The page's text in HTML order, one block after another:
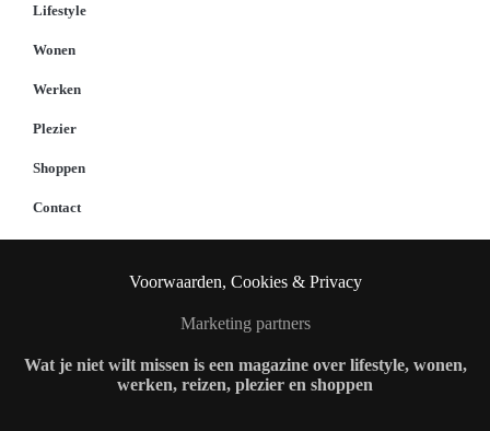
Lifestyle
Wonen
Werken
Plezier
Shoppen
Contact
Voorwaarden, Cookies & Privacy
Marketing partners
Wat je niet wilt missen is een magazine over lifestyle, wonen,
werken, reizen, plezier en shoppen